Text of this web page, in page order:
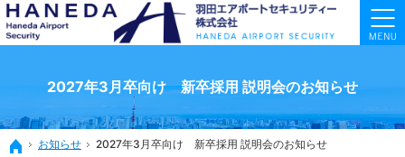
2027年3月卒向け 新卒採用 説明会のお知らせ
羽田空港の安全を守る空港警備のスペシャリスト
羽田空港の安全を守る空港警備のスペシャリストなら羽田エアポートセキュリティー
ホーム
お知らせ 2027年3月卒向け 新卒採用 説明会のお知らせ